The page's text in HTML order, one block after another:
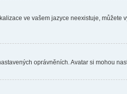
ve vašem jazyce neexistuje, můžete
oprávněních. Avatar si mohou